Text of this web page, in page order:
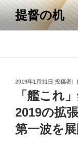
コ
テ
提督の机
投
2019年1月31日 投稿者:
「艦これ
2019の拡
第一波を